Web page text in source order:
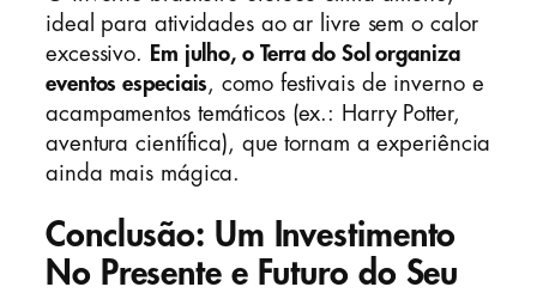
ideal para atividades ao ar livre sem o calor
excessivo.
Em julho, o Terra do Sol organiza
eventos especiais, como festivais de inverno e
acampamentos temáticos (ex.: Harry Potter,
aventura científica), que tornam a experiência
ainda mais mágica.
Conclusão: Um Investimento
No Presente e Futuro do Seu